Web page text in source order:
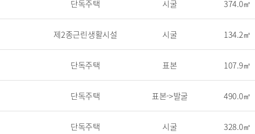
단독주택 시굴 374.0㎡
제2종근린생활시설 시굴 134.2㎡
단독주택 표본 107.9㎡
단독주택 표본->발굴 490.0㎡
단독주택 시굴 328.0㎡